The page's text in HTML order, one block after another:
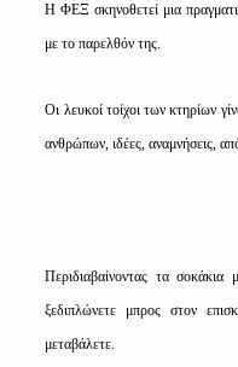
Η ΦΕΞ σκηνοθετεί μια
με το παρελθόν της.
Οι λευκοί τοίχοι των κτηρίων
ανθρώπων, ιδέες, αναμνήσεις,
Περιδιαβαίνοντας τα
ξεδιπλώνετε μπρος στον
μεταβάλετε.